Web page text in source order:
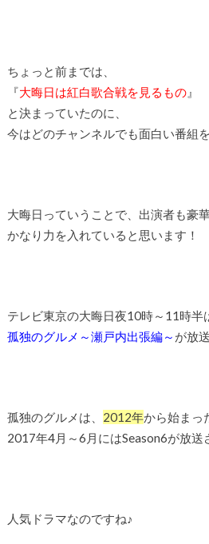
ちょっと前までは、
『大晦日は紅白歌合戦を見るもの』
と決まっていたのに、
今はどのチャンネルでも面白い番組
大晦日っていうことで、出演者も豪華
かなり力を入れていると思います！
テレビ東京の大晦日夜10時～11時半
孤独のグルメ～瀬戸内出張編～ が放
孤独のグルメは、 2012年から始まっ
2017年4月～6月にはSeason6が放送
人気ドラマなのですね♪